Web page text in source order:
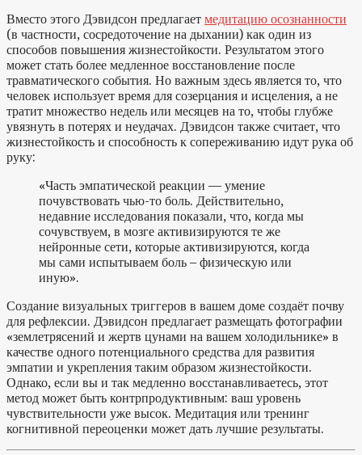
Вместо этого Дэвидсон предлагает медитацию осознанности
(в частности, сосредоточение на дыхании) как один из
способов повышения жизнестойкости. Результатом этого
может стать более медленное восстановление после
травматического события. Но важным здесь является то, что
человек использует время для созерцания и исцеления, а не
тратит множество недель или месяцев на то, чтобы глубже
увязнуть в потерях и неудачах. Дэвидсон также считает, что
жизнестойкость и способность к сопереживанию идут рука об
руку:
«Часть эмпатической реакции — умение
почувствовать чью-то боль. Действительно,
недавние исследования показали, что, когда мы
сочувствуем, в мозге активизируются те же
нейронные сети, которые активизируются, когда
мы сами испытываем боль – физическую или
иную».
Создание визуальных триггеров в вашем доме создаёт почву
для рефлексии. Дэвидсон предлагает размещать фотографии
«землетрясений и жертв цунами на вашем холодильнике» в
качестве одного потенциального средства для развития
эмпатии и укрепления таким образом жизнестойкости.
Однако, если вы и так медленно восстанавливаетесь, этот
метод может быть контрпродуктивным: ваш уровень
чувствительности уже высок. Медитация или тренинг
когнитивной переоценки может дать лучшие результаты.